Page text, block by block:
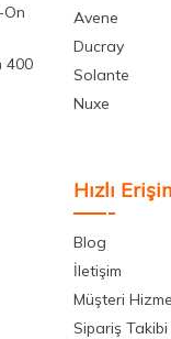
On
400
Avene
Ducray
Solante
Nuxe
Hızlı
Blog
İletişim
Müşteri
Sipariş Takibi